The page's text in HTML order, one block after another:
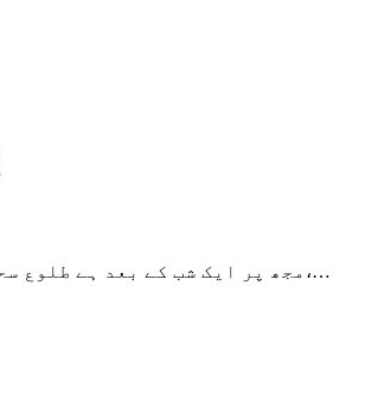
مجھ پر ایک شب کے بعد ہے طلوع سحربے وجہ نہیں کھلا کا خواب رنگینوہ ایک تصور ہے،…